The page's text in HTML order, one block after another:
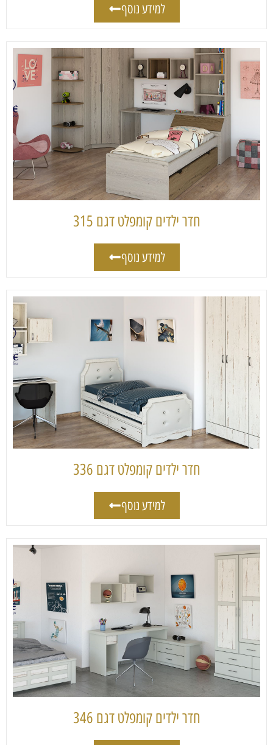
למידע נוסף
חדר ילדים קומפלט דגם 315
למידע נוסף
חדר ילדים קומפלט דגם 336
למידע נוסף
חדר ילדים קומפלט דגם 346